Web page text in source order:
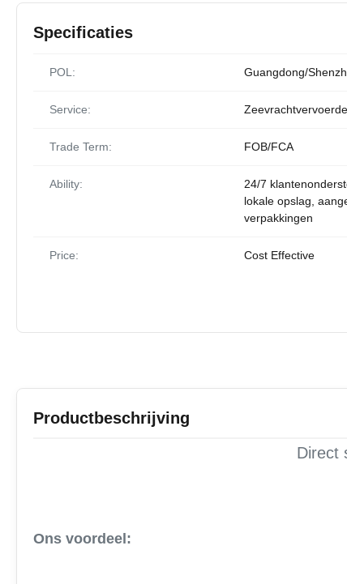
Specificaties
POL: Guangdong/
Service:
Trade Term: FOB/FCA
Ability:
24/7
lokale opslag,
verpakkingen
Price: Cost Effective
Productbeschrijving
Direct
Ons voordeel: